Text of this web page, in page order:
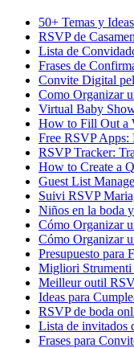
50+ Temas y
RSVP de
Lista de
Frases de
Convite Digital
Como Organizar
Virtual Baby
How to Fill Out a
Free RSVP
RSVP Tracker:
How to Create a
Guest List
Suivi RSVP
Niños en la boda
Cómo Organizar
Cómo Organizar
Presupuesto para
Migliori Strumenti
Meilleur outil
Ideas para
RSVP de boda
Lista de invitados
Frases para